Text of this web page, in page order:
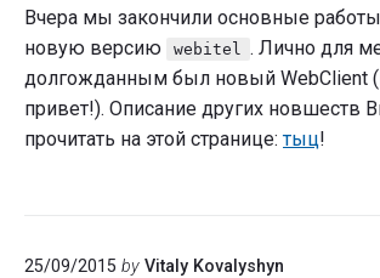
Вчера мы закончили основные
новую версию
webitel
. Лично для
долгожданным был новый WebClient
привет!). Описание других новшеств
прочитать на этой странице:тыц!
25/09/2015 by Vitaly Kovalyshyn